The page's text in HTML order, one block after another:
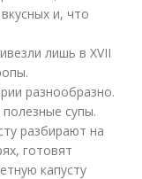
и, что
лишь в XVII
разнообразно.
супы.
разбирают на
готовят
капусту